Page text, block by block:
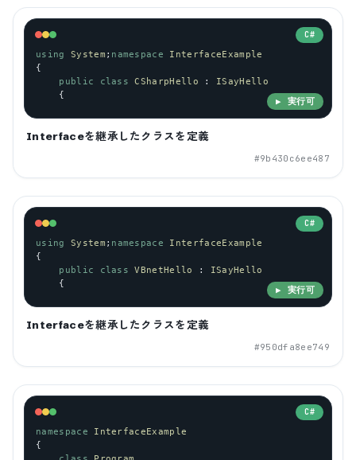
C#
using System ; namespace
InterfaceExample
{
public
class CSharpHello : ISayHello
    {
▶ 実行可
Interfaceを継承したクラスを定義
#9b430c6ee487
C#
using System ; namespace
InterfaceExample
{
public
class VBnetHello :
ISayHello
    {
▶ 実行可
Interfaceを継承したクラスを定義
#950dfa8ee749
C#
namespace
InterfaceExample
{